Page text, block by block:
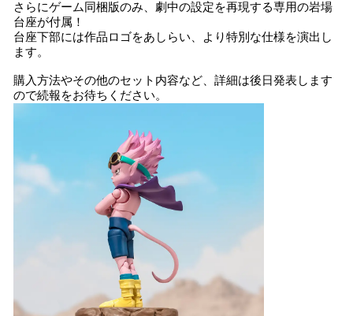
さらにゲーム同梱版のみ、劇中の設定を再現する専用の岩場
台座が付属！
台座下部には作品ロゴをあしらい、より特別な仕様を演出し
ます。
購入方法やその他のセット内容など、詳細は後日発表します
ので続報をお待ちください。